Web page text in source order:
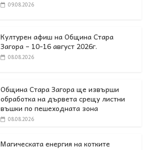
09.08.2026
Културен афиш на Община Стара
Загора – 10-16 август 2026г.
08.08.2026
Община Стара Загора ще извърши
обработка на дървета срещу листни
въшки по пешеходната зона
08.08.2026
Магическата енергия на котките